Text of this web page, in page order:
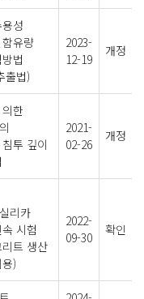
성
유량
법
출법)
2023-
12-19
개정
한
투 깊이
2021-
02-26
개정
리카
시험
트 생산
)
2022-
09-30
확인